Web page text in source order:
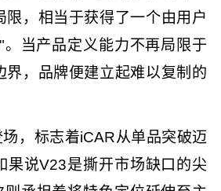
限，相当于获得了一个由用户
当产品定义能力不再局限于
界，品牌便建立起难以复制的
，标志着iCAR从单品突破迈
果说V23是撕开市场缺口的尖